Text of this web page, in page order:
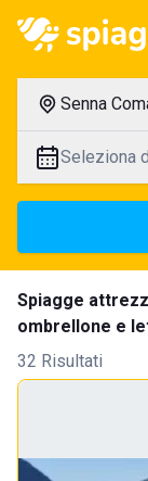
Senna
Seleziona
Spiagge
ombrellone e
32 Risultati